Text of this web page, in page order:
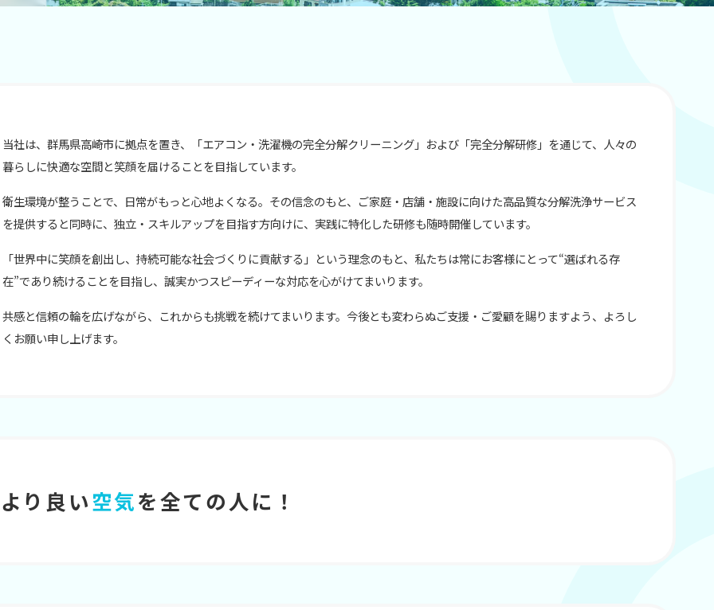
当社は、群馬県高崎市に拠点を置き、「エアコン・洗濯機の完全分解クリーニング」および「完全分解研修」を通じて、人々の
暮らしに快適な空間と笑顔を届けることを目指しています。
衛生環境が整うことで、日常がもっと心地よくなる。その信念のもと、ご家庭・店舗・施設に向けた高品質な分解洗浄サービス
を提供すると同時に、独立・スキルアップを目指す方向けに、実践に特化した研修も随時開催しています。
「世界中に笑顔を創出し、持続可能な社会づくりに貢献する」という理念のもと、私たちは常にお客様にとって“選ばれる存
在”であり続けることを目指し、誠実かつスピーディーな対応を心がけてまいります。
共感と信頼の輪を広げながら、これからも挑戦を続けてまいります。今後とも変わらぬご支援・ご愛顧を賜りますよう、よろし
くお願い申し上げます。
より良い空気を全ての人に！